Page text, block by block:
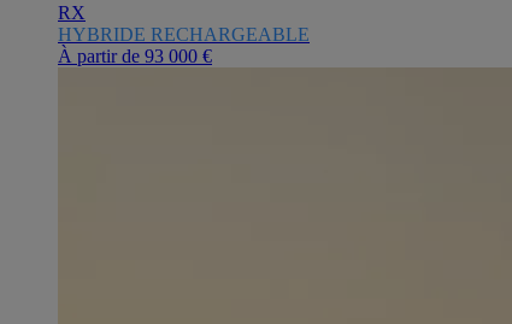
RX
HYBRIDE RECHARGEABLE
À partir de 93 000 €